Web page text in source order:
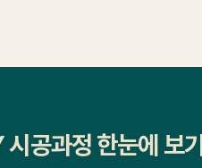
공과정 한눈에 보기